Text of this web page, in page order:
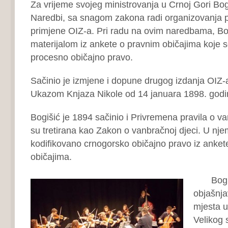
Za vrijeme svojeg ministrovanja u Crnoj Gori
Naredbi, sa snagom zakona radi organizovanja
primjene OIZ-a. Pri radu na ovim naredbama,
materijalom iz ankete o pravnim običajima koje
procesno običajno pravo.
Sačinio je izmjene i dopune drugog izdanja
Ukazom Knjaza Nikole od 14 januara 1898.
Bogišić je 1894 sačinio i Privremena pravila o
su tretirana kao Zakon o vanbračnoj djeci. U
kodifikovano crnogorsko običajno pravo iz
običajima.
mjesta
Velikog